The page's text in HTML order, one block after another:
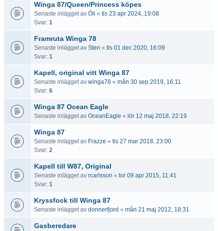
Winga 87/Queen/Princess köpes
Senaste inlägget av Óli « tis 23 apr 2024, 19:08
Svar: 1
Framruta Winga 78
Senaste inlägget av Sten « tis 01 dec 2020, 16:09
Svar: 1
Kapell, original vitt Winga 87
Senaste inlägget av winga78 « mån 30 sep 2019, 16:11
Svar: 6
Winga 87 Ocean Eagle
Senaste inlägget av OceanEagle « lör 12 maj 2018, 22:19
Winga 87
Senaste inlägget av Frazze « tis 27 mar 2018, 23:00
Svar: 2
Kapell till W87, Original
Senaste inlägget av rcarlsson « tor 09 apr 2015, 11:41
Svar: 1
Kryssfock till Winga 87
Senaste inlägget av donnerfjord « mån 21 maj 2012, 18:31
Gasberedare